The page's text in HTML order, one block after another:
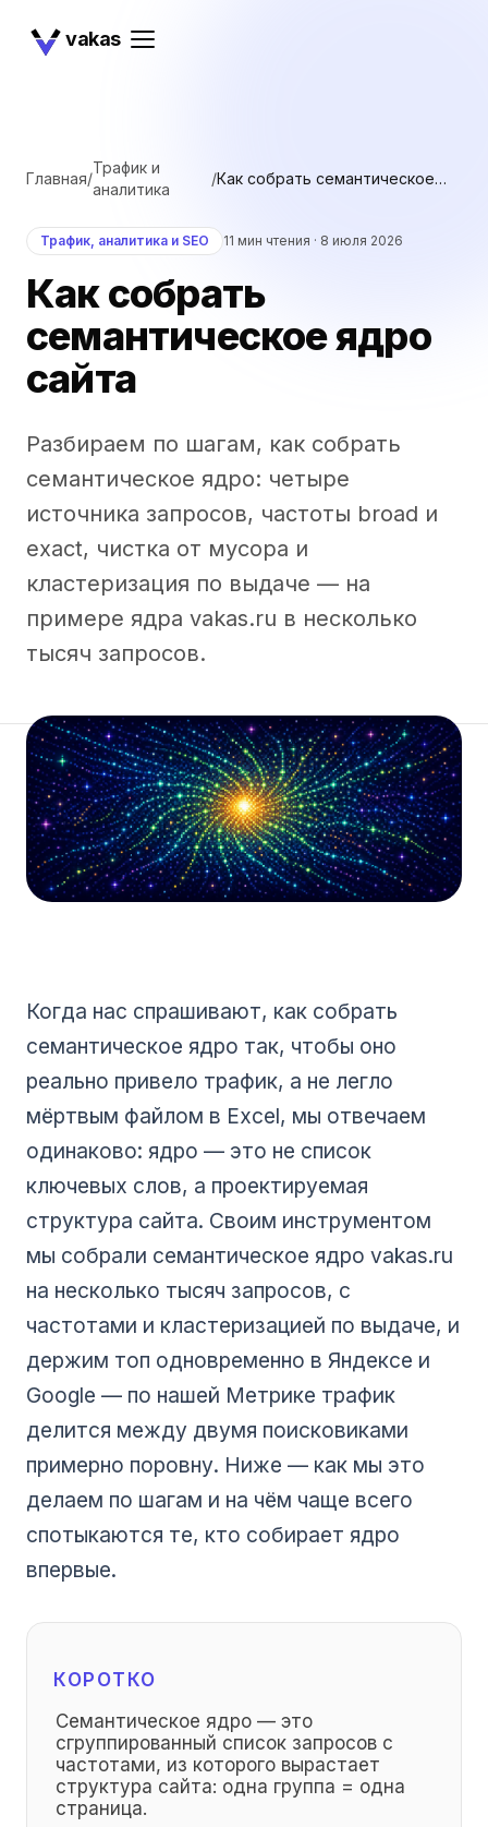
vakas
Главная/
Трафик и
аналитика
/Как собрать семантическое
Трафик, аналитика и SEO 11 мин чтения · 8 июля 2026
Как собрать
семантическое ядро
сайта
Разбираем по шагам, как собрать
семантическое ядро: четыре
источника запросов, частоты broad и
exact, чистка от мусора и
кластеризация по выдаче — на
примере ядра vakas.ru в несколько
тысяч запросов.
Когда нас спрашивают, как собрать
семантическое ядро так, чтобы оно
реально привело трафик, а не легло
мёртвым файлом в Excel, мы отвечаем
одинаково: ядро — это не список
ключевых слов, а проектируемая
структура сайта. Своим инструментом
мы собрали семантическое ядро vakas.ru
на несколько тысяч запросов, с
частотами и кластеризацией по выдаче, и
держим топ одновременно в Яндексе и
Google — по нашей Метрике трафик
делится между двумя поисковиками
примерно поровну. Ниже — как мы это
делаем по шагам и на чём чаще всего
спотыкаются те, кто собирает ядро
впервые.
КОРОТКО
Семантическое ядро — это
сгруппированный список запросов с
частотами, из которого вырастает
структура сайта: одна группа = одна
страница.